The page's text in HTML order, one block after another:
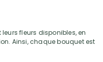
fleurs disponibles, en
Ainsi, chaque bouquet est